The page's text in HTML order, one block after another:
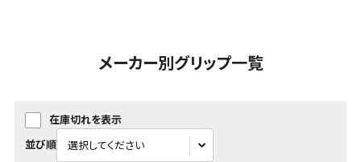
メーカー別グリップ一覧
在庫切れを表示
並び順